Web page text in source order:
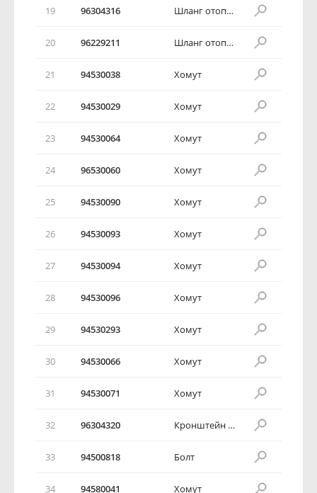
19 96304316 Шланг отопителя салона
20 96229211 Шланг отопителя салона
21 94530038 Хомут
22 94530029 Хомут
23 94530064 Хомут
24 96530060 Хомут
25 94530090 Хомут
26 94530093 Хомут
27 94530094 Хомут
28 94530096 Хомут
29 94530293 Хомут
30 94530066 Хомут
31 94530071 Хомут
32 96304320 Кронштейн шланга
33 94500818 Болт
34 94580041 Хомут